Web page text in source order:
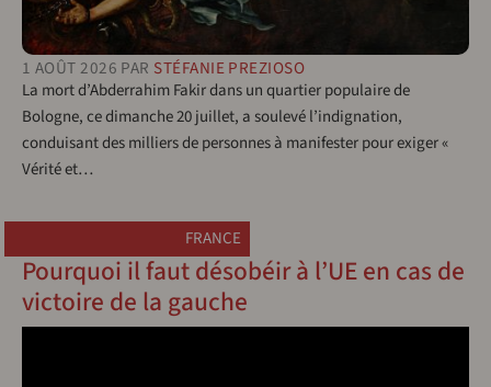
1 AOÛT 2026 PAR STÉFANIE PREZIOSO
La mort d’Abderrahim Fakir dans un quartier populaire de
Bologne, ce dimanche 20 juillet, a soulevé l’indignation,
conduisant des milliers de personnes à manifester pour exiger «
Vérité et…
FRANCE
Pourquoi il faut désobéir à l’UE en cas de
victoire de la gauche